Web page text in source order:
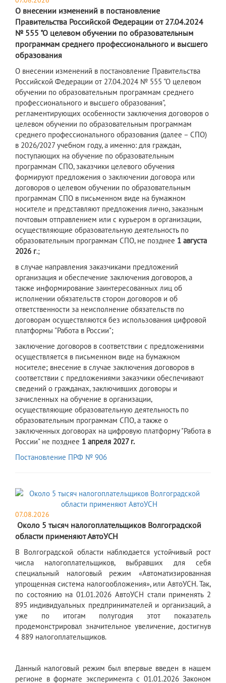
О внесении изменений в постановление
Правительства Российской Федерации от 27.04.2024
№ 555 "О целевом обучении по образовательным
программам среднего профессионального и высшего
образования
О внесении изменений в постановление Правительства
Российской Федерации от 27.04.2024 № 555 "О целевом
обучении по образовательным программам среднего
профессионального и высшего образования",
регламентирующих особенности заключения договоров о
целевом обучении по образовательным программам
среднего профессионального образования (далее – СПО)
в 2026/2027 учебном году, а именно: для граждан,
поступающих на обучение по образовательным
программам СПО, заказчики целевого обучения
формируют предложения о заключении договора или
договоров о целевом обучении по образовательным
программам СПО в письменном виде на бумажном
носителе и представляют предложения лично, заказным
почтовым отправлением или с курьером в организации,
осуществляющие образовательную деятельность по
образовательным программам СПО, не позднее 1 августа
2026 г.;
в случае направления заказчиками предложений
организация и обеспечение заключения договоров, а
также информирование заинтересованных лиц об
исполнении обязательств сторон договоров и об
ответственности за неисполнение обязательств по
договорам осуществляются без использования цифровой
платформы "Работа в России";
заключение договоров в соответствии с предложениями
осуществляется в письменном виде на бумажном
носителе; внесение в случае заключения договоров в
соответствии с предложениями заказчики обеспечивают
сведений о гражданах, заключивших договоры и
зачисленных на обучение в организации,
осуществляющие образовательную деятельность по
образовательным программам СПО, а также о
заключенных договорах на цифровую платформу "Работа в
России" не позднее 1 апреля 2027 г.
Постановление ПРФ № 906
07.08.2026
​ Около 5 тысяч налогоплательщиков Волгоградской
области применяют АвтоУСН
В Волгоградской области наблюдается устойчивый рост
числа налогоплательщиков, выбравших для себя
специальный налоговый режим «Автоматизированная
упрощенная система налогообложения», или АвтоУСН. Так,
по состоянию на 01.01.2026 АвтоУСН стали применять 2
895 индивидуальных предпринимателей и организаций, а
уже по итогам полугодия этот показатель
продемонстрировал значительное увеличение, достигнув
4 889 налогоплательщиков.
Данный налоговый режим был впервые введен в нашем
регионе в формате эксперимента с 01.01.2026 Законом